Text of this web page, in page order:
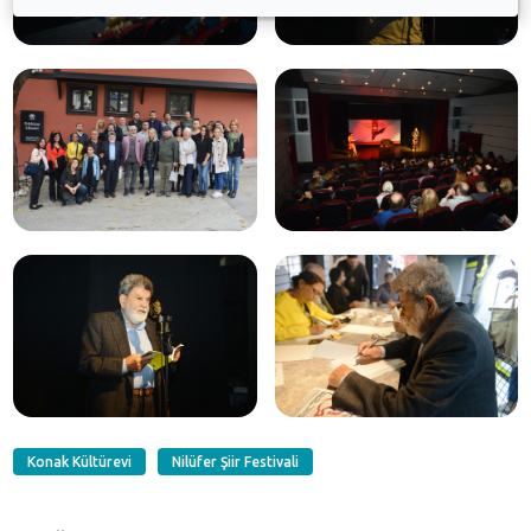
Konak Kültürevi Nilüfer Şiir Festivali